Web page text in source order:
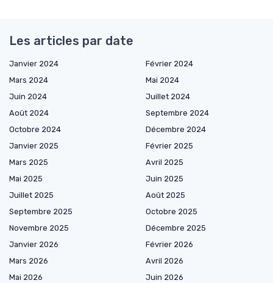
Les articles par date
Janvier 2024
Février 2024
Mars 2024
Mai 2024
Juin 2024
Juillet 2024
Août 2024
Septembre 2024
Octobre 2024
Décembre 2024
Janvier 2025
Février 2025
Mars 2025
Avril 2025
Mai 2025
Juin 2025
Juillet 2025
Août 2025
Septembre 2025
Octobre 2025
Novembre 2025
Décembre 2025
Janvier 2026
Février 2026
Mars 2026
Avril 2026
Mai 2026
Juin 2026